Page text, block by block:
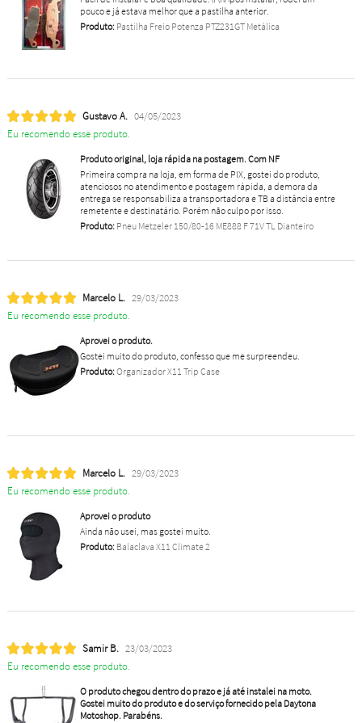
pouco e já estava melhor que a pastilha anterior.
Produto:Pastilha Freio Potenza PTZ231GT Metálica
Gustavo A. 04/05/2023
Eu recomendo esse produto.
Produto original, loja rápida na postagem. Com NF
Primeira compra na loja, em forma de PIX, gostei do produto,
atenciosos no atendimento e postagem rápida, a demora da
entrega se responsabiliza a transportadora e TB a distância entre
remetente e destinatário. Porém não culpo por isso.
Produto:Pneu Metzeler 150/80-16 ME888 F 71V TL Dianteiro
Marcelo L. 29/03/2023
Eu recomendo esse produto.
Aprovei o produto.
Gostei muito do produto, confesso que me surpreendeu.
Produto:Organizador X11 Trip Case
Marcelo L. 29/03/2023
Eu recomendo esse produto.
Aprovei o produto
Ainda não usei, mas gostei muito.
Produto:Balaclava X11 Climate 2
Samir B. 23/03/2023
Eu recomendo esse produto.
O produto chegou dentro do prazo e já até instalei na moto.
Gostei muito do produto e do serviço fornecido pela Daytona
Motoshop. Parabéns.